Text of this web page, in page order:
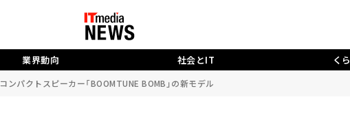
業界動向 社会とIT く
ンパクトスピーカー「BOOMTUNE BOMB」の新モデル